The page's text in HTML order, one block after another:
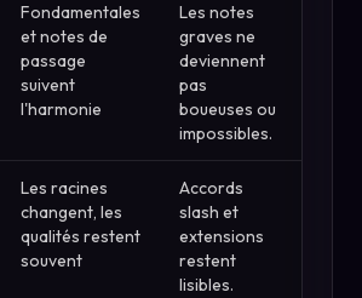
Fondamentales
et notes de
passage
suivent
l'harmonie
Les notes
graves ne
deviennent
pas
boueuses ou
impossibles.
Les racines
changent, les
qualités restent
souvent
Accords
slash et
extensions
restent
lisibles.